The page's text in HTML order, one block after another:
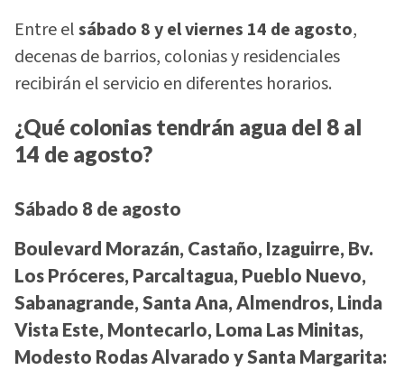
Entre elsábado 8 y el viernes 14 de agosto,
decenas de barrios, colonias y residenciales
recibirán el servicio en diferentes horarios.
¿Qué colonias tendrán agua del 8 al
14 de agosto?
Sábado 8 de agosto
Boulevard Morazán, Castaño, Izaguirre, Bv.
Los Próceres, Parcaltagua, Pueblo Nuevo,
Sabanagrande, Santa Ana, Almendros, Linda
Vista Este, Montecarlo, Loma Las Minitas,
Modesto Rodas Alvarado y Santa Margarita: